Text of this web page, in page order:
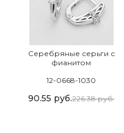
Серебряные серьги с
фианитом
12-0668-1030
90.55 руб.226.38руб.